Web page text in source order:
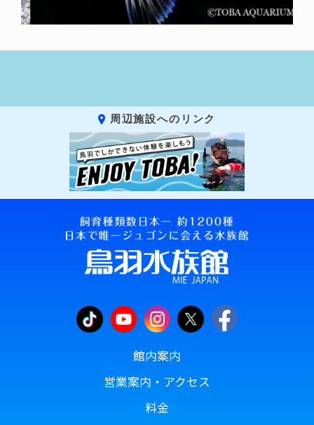
周辺施設へのリンク
館内案内
営業案内・アクセス
料金